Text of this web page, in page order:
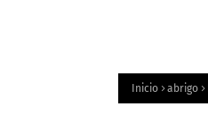
Inicio abrigo